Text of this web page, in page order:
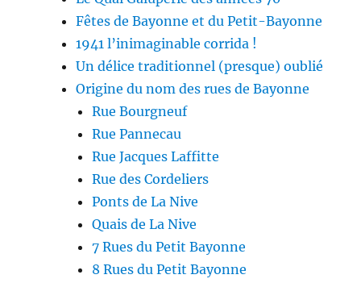
Fêtes de Bayonne et du Petit-Bayonne
1941 l’inimaginable corrida !
Un délice traditionnel (presque) oublié
Origine du nom des rues de Bayonne
Rue Bourgneuf
Rue Pannecau
Rue Jacques Laffitte
Rue des Cordeliers
Ponts de La Nive
Quais de La Nive
7 Rues du Petit Bayonne
8 Rues du Petit Bayonne